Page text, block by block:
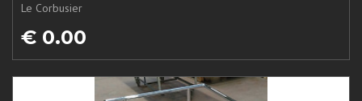
Le Corbusier
€ 0.00